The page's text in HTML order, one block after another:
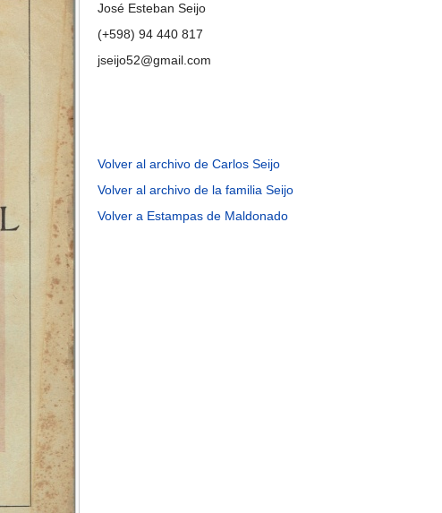
José Esteban Seijo
(+598) 94 440 817
jseijo52@gmail.com
Volver al archivo de Carlos Seijo
Volver al archivo de la familia Seijo
Volver a Estampas de Maldonado